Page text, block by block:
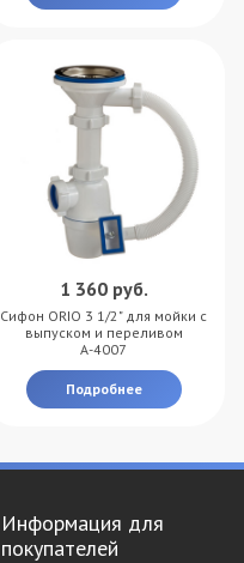
1 360 руб.
Сифон ORIO 3 1/2" для мойки с
выпуском и переливом
А-4007
Подробнее
Информация для
покупателей